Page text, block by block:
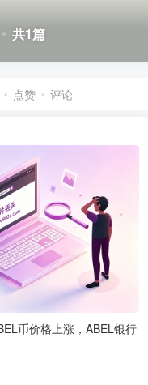
共1篇
点赞 评论
币价格上涨，ABEL银行